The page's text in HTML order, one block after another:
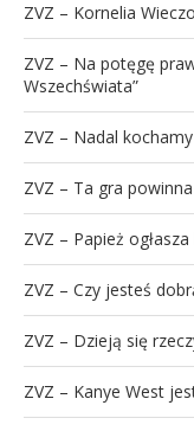
ZVZ – Kornelia
ZVZ – Na potęgę
Wszechświata”
ZVZ – Nadal
ZVZ – Ta gra
ZVZ – Papież
ZVZ – Czy jesteś
ZVZ – Dzieją się
ZVZ – Kanye West